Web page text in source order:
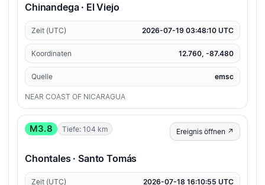
Chinandega · El Viejo
Zeit (UTC) 2026-07-19 03:48:10 UTC
Koordinaten 12.760, -87.480
Quelle emsc
NEAR COAST OF NICARAGUA
M3.8 Tiefe: 104 km Ereignis öffnen ↗
Chontales · Santo Tomás
Zeit (UTC) 2026-07-18 16:10:55 UTC